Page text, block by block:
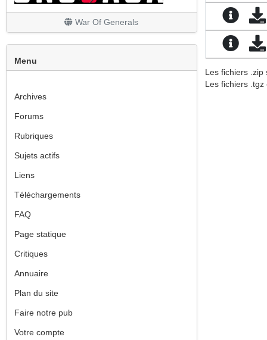
War Of Generals
Menu
Archives
Forums
Rubriques
Sujets actifs
Liens
Téléchargements
FAQ
Page statique
Critiques
Annuaire
Plan du site
Faire notre pub
Votre compte
Les fichiers .zip
Les fichiers .tgz